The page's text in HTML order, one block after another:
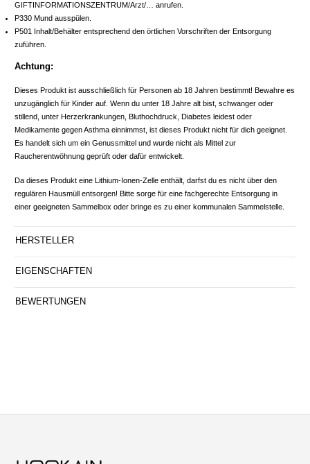
GIFTINFORMATIONSZENTRUM/Arzt/… anrufen.
P330 Mund ausspülen.
P501 Inhalt/Behälter entsprechend den örtlichen Vorschriften der Entsorgung
zuführen.
Achtung:
Dieses Produkt ist ausschließlich für Personen ab 18 Jahren bestimmt! Bewahre es
unzugänglich für Kinder auf. Wenn du unter 18 Jahre alt bist, schwanger oder
stillend, unter Herzerkrankungen, Bluthochdruck, Diabetes leidest oder
Medikamente gegen Asthma einnimmst, ist dieses Produkt nicht für dich geeignet.
Es handelt sich um ein Genussmittel und wurde nicht als Mittel zur
Raucherentwöhnung geprüft oder dafür entwickelt.
Da dieses Produkt eine Lithium-Ionen-Zelle enthält, darfst du es nicht über den
regulären Hausmüll entsorgen! Bitte sorge für eine fachgerechte Entsorgung in
einer geeigneten Sammelbox oder bringe es zu einer kommunalen Sammelstelle.
HERSTELLER
EIGENSCHAFTEN
BEWERTUNGEN